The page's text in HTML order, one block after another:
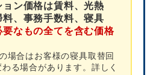
ン価格は賃料、光熱
、事務手数料、寝具
要なもの全てを含む価格
場合はお客様の寝具取替回
る場合があります。詳しく